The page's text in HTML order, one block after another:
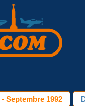
Septembre 1992